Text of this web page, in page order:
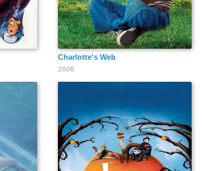
Charlotte's Web
2006